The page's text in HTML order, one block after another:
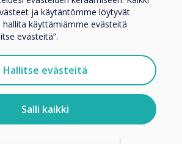
Bonds
ja käytäntömme löytyvät
hallita käyttämiämme evästeitä
evästeitä”.
Hallitse evästeitä
Salli kaikki
sinuun yhteyttä tuotteistamme ja
puhelimitse tai postitse.
viestejä Clevertouch.
keräämme ja käytämme
ontietosuojaselosteessamme.
annat Clevertouch luvan tallentaa ja
tietoja.